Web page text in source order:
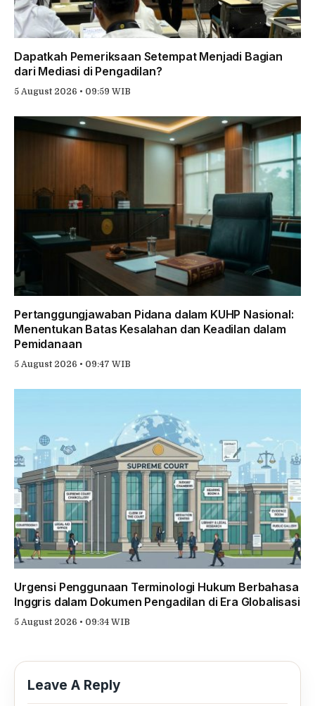
Dapatkah Pemeriksaan Setempat Menjadi Bagian
dari Mediasi di Pengadilan?
5 August 2026 • 09:59 WIB
Pertanggungjawaban Pidana dalam KUHP Nasional:
Menentukan Batas Kesalahan dan Keadilan dalam
Pemidanaan
5 August 2026 • 09:47 WIB
Urgensi Penggunaan Terminologi Hukum Berbahasa
Inggris dalam Dokumen Pengadilan di Era Globalisasi
5 August 2026 • 09:34 WIB
Leave A Reply